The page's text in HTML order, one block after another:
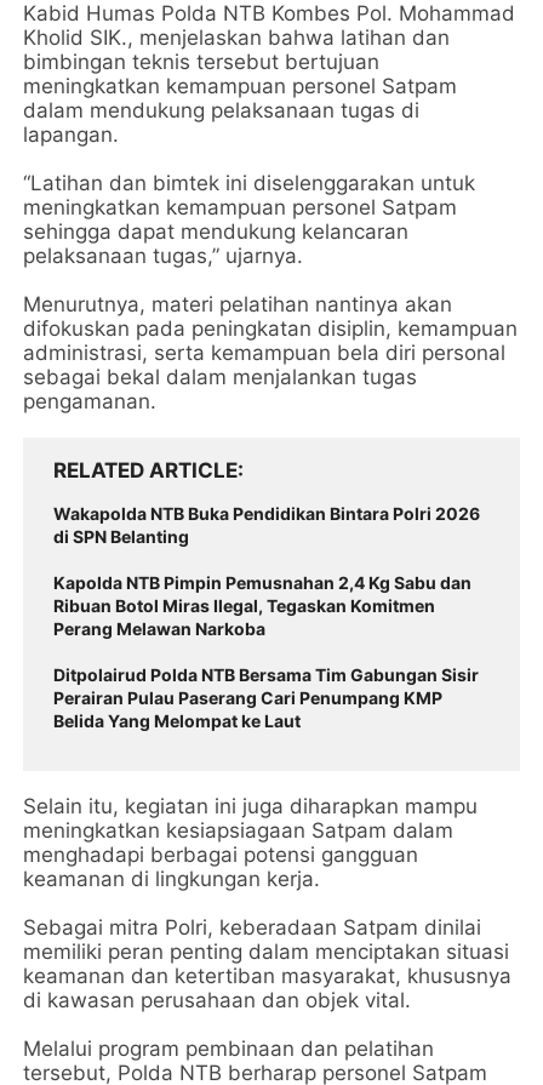
Kabid Humas Polda NTB Kombes Pol. Mohammad
Kholid SIK., menjelaskan bahwa latihan dan
bimbingan teknis tersebut bertujuan
meningkatkan kemampuan personel Satpam
dalam mendukung pelaksanaan tugas di
lapangan.
“Latihan dan bimtek ini diselenggarakan untuk
meningkatkan kemampuan personel Satpam
sehingga dapat mendukung kelancaran
pelaksanaan tugas,” ujarnya.
Menurutnya, materi pelatihan nantinya akan
difokuskan pada peningkatan disiplin, kemampuan
administrasi, serta kemampuan bela diri personal
sebagai bekal dalam menjalankan tugas
pengamanan.
RELATED ARTICLE
Wakapolda NTB Buka Pendidikan Bintara Polri 2026
di SPN Belanting
Kapolda NTB Pimpin Pemusnahan 2,4 Kg Sabu dan
Ribuan Botol Miras Ilegal, Tegaskan Komitmen
Perang Melawan Narkoba
Ditpolairud Polda NTB Bersama Tim Gabungan Sisir
Perairan Pulau Paserang Cari Penumpang KMP
Belida Yang Melompat ke Laut
Selain itu, kegiatan ini juga diharapkan mampu
meningkatkan kesiapsiagaan Satpam dalam
menghadapi berbagai potensi gangguan
keamanan di lingkungan kerja.
Sebagai mitra Polri, keberadaan Satpam dinilai
memiliki peran penting dalam menciptakan situasi
keamanan dan ketertiban masyarakat, khususnya
di kawasan perusahaan dan objek vital.
Melalui program pembinaan dan pelatihan
tersebut, Polda NTB berharap personel Satpam